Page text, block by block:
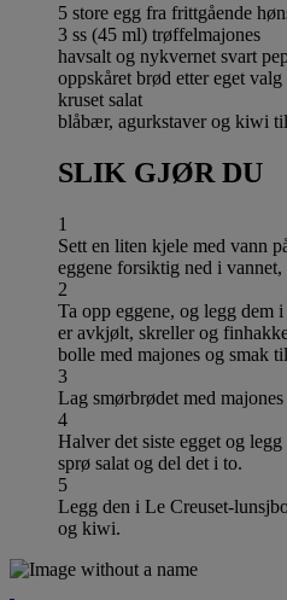
5 store egg fra frittgående
3 ss (45 ml) trøffelmajones
havsalt og nykvernet svart
oppskåret brød etter eget valg
kruset salat
blåbær, agurkstaver og kiwi
SLIK GJØR DU
1
Sett en liten kjele med vann
eggene forsiktig ned i
2
Ta opp eggene, og legg dem
er avkjølt, skreller og
bolle med majones og smak
3
Lag smørbrødet med majones
4
Halver det siste egget og
sprø salat og del det i to.
5
Legg den i Le Creuset-
og kiwi.